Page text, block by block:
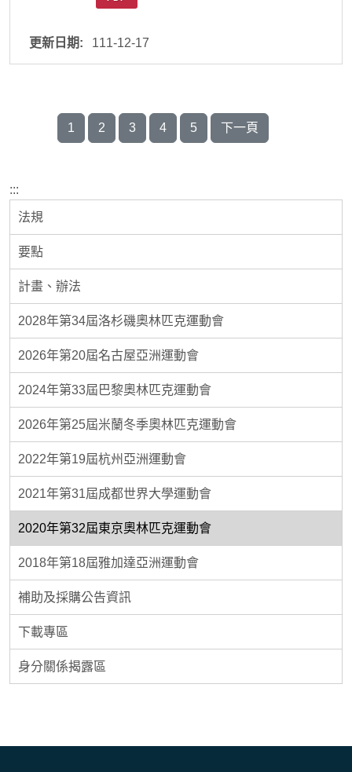
:::
法規
要點
計畫、辦法
2028年第34屆洛杉磯奧林匹克運動會
2026年第20屆名古屋亞洲運動會
2024年第33屆巴黎奧林匹克運動會
2026年第25屆米蘭冬季奧林匹克運動會
2022年第19屆杭州亞洲運動會
2021年第31屆成都世界大學運動會
2020年第32屆東京奧林匹克運動會
2018年第18屆雅加達亞洲運動會
補助及採購公告資訊
下載專區
身分關係揭露區
111-12-17
1 2 3 4 5 下一頁